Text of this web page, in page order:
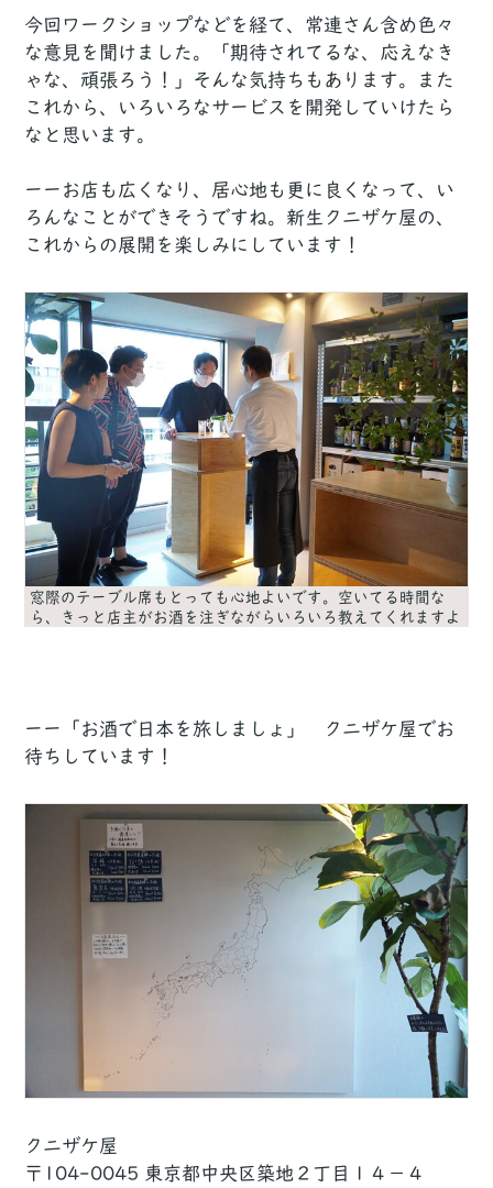
今回ワークショップなどを経て、常連さん含め色々
な意見を聞けました。「期待されてるな、応えなき
ゃな、頑張ろう！」そんな気持ちもあります。また
これから、いろいろなサービスを開発していけたら
なと思います。
ーーお店も広くなり、居心地も更に良くなって、い
ろんなことができそうですね。新生クニザケ屋の、
これからの展開を楽しみにしています！
窓際のテーブル席もとっても心地よいです。空いてる時間な
ら、きっと店主がお酒を注ぎながらいろいろ教えてくれますよ
ーー「お酒で日本を旅しましょ」 クニザケ屋でお
待ちしています！
クニザケ屋
〒104-0045 東京都中央区築地２丁目１４−４